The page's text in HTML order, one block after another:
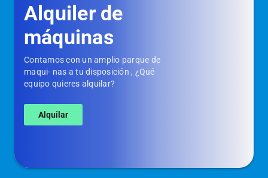
Alquiler de
máquinas
Contamos con un amplio parque de
maqui- nas a tu disposición , ¿Qué
equipo quieres alquilar?
Alquilar